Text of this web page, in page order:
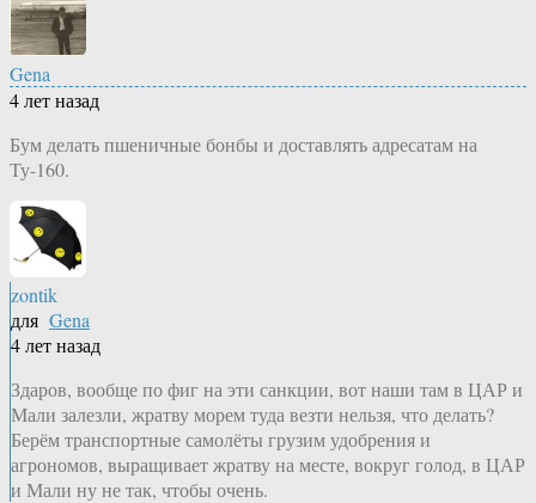
Gena
4 лет назад
Бум делать пшеничные бонбы и доставлять адресатам на
Ту-160.
zontik
для Gena
4 лет назад
Здаров, вообще по фиг на эти санкции, вот наши там в ЦАР и
Мали залезли, жратву морем туда везти нельзя, что делать?
Берём транспортные самолёты грузим удобрения и
агрономов, выращивает жратву на месте, вокруг голод, в ЦАР
и Мали ну не так, чтобы очень.